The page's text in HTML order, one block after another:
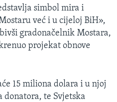
simbol mira i
već i u cijeloj BiH»,
gradonačelnik Mostara,
projekat obnove
15 miliona dolara i u njoj
donatora, te Svjetska